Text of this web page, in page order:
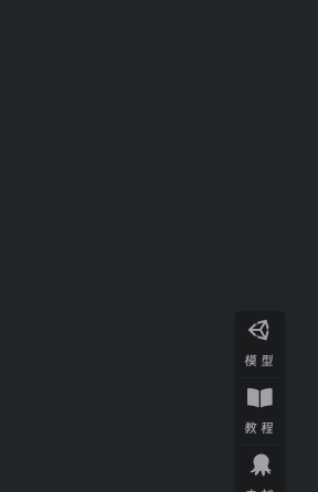
模型
教程